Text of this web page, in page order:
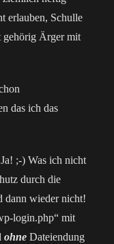
erlauben, Schulle
gehörig Ärger mit
das ich das
;-) Was ich nicht
durch die
dann wieder nicht!
login.php“ mit
ohne Dateiendung